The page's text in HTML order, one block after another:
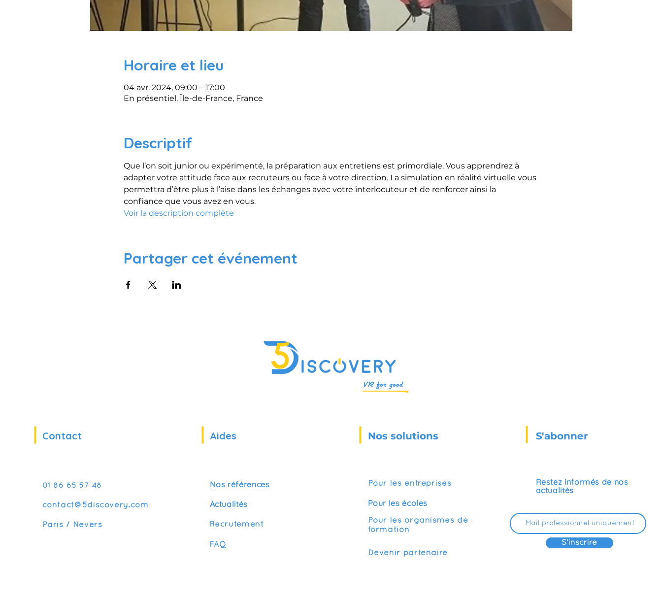
Horaire et lieu
04 avr. 2024, 09:00 – 17:00
En présentiel, Île-de-France, France
Descriptif
Que l’on soit junior ou expérimenté, la préparation aux entretiens est primordiale. Vous apprendrez à
adapter votre attitude face aux recruteurs ou face à votre direction. La simulation en réalité virtuelle vous
permettra d’être plus à l’aise dans les échanges avec votre interlocuteur et de renforcer ainsi la
confiance que vous avez en vous.
Voir la description complète
Partager cet événement
Contact
01 86 65 57 48
contact@5discovery.com
Paris / Nevers
Aides
Nos références
Actualités
Recrutement
FAQ
Nos solutions
Pour les entreprises
Pour les écoles
Pour les organismes de
formation
Devenir partenaire
S'abonner
Restez informés de nos
actualités
S'inscrire